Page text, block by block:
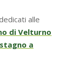
alle
di Velturno
a